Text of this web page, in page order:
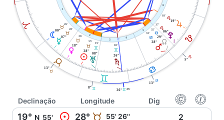
A
B
C
D
E
1
2
3
4
j
5
6
B
13°
C
8° C
26° 25'
D
13°
E
5°
N00°
B
26'
O
07°
B
28'
P
18°
B
36'
M
28°
B
55'
T
08°
C
19'
S
26°
C
02' Q
28°
D
33'
Y
29°
D
35'
V
06°
E
37' R
19°
E
03'
Declinação Longitude Dig f g
19° N 55' M 28° B 55' 26'' 2